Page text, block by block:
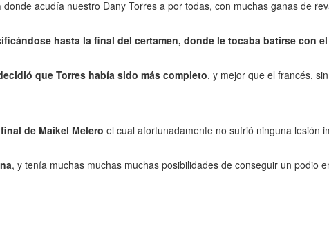
donde acudía nuestro Dany Torres a por todas, con muchas ganas de
hasta la final del certamen, donde le tocaba batirse con el
que Torres había sido más completo, y mejor que el francés,
de Maikel Melero el cual afortunadamente no sufrió ninguna lesión
, y tenía muchas muchas muchas posibilidades de conseguir un podio